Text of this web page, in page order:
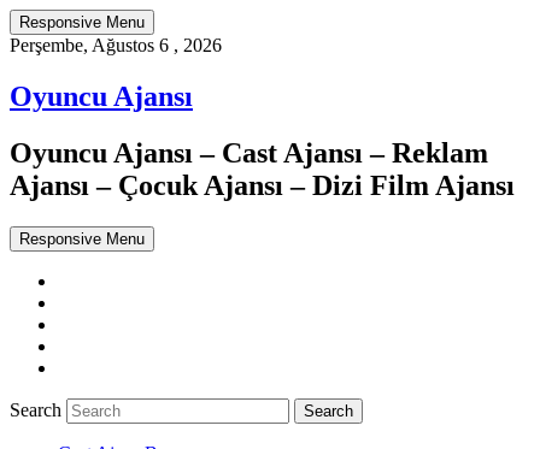
Responsive Menu
Perşembe, Ağustos 6 , 2026
Oyuncu Ajansı
Oyuncu Ajansı – Cast Ajansı – Reklam
Ajansı – Çocuk Ajansı – Dizi Film Ajansı
Responsive Menu
Search